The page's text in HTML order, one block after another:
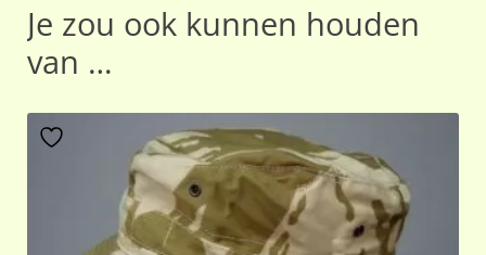
Je zou ook kunnen houden
van …